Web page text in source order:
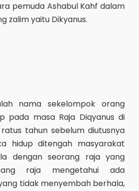
pemuda Ashabul Kahf dalam
zalim yaitu Dikyanus.
nama sekelompok orang
pada masa Raja Diqyanus di
tahun sebelum diutusnya
hidup ditengah masyarakat
dengan seorang raja yang
raja mengetahui ada
tidak menyembah berhala,